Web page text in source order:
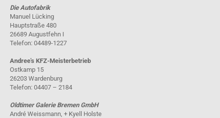
Die Autofabrik
Manuel Lücking
Hauptstraße 480
26689 Augustfehn I
Telefon: 04489-1227
Andree's KFZ-Meisterbetrieb
Ostkamp 15
26203 Wardenburg
Telefon: 04407 – 2184
Oldtimer Galerie Bremen GmbH
André Weissmann, + Kyell Holste